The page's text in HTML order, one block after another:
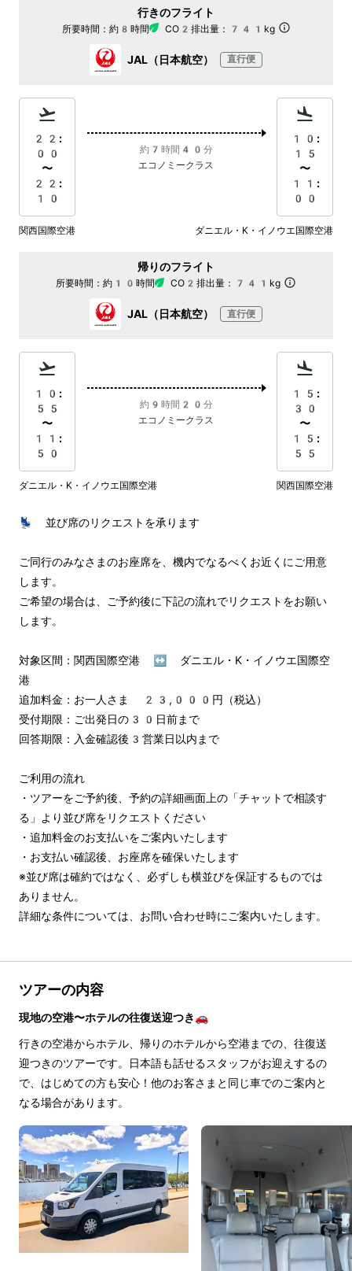
行きのフライト
所要時間： 約8時間 CO2排出量： 741kg
JAL（日本航空） 直行便
22:
00
〜
22:
10
約7時間40分
エコノミークラス
10:
15
〜
11:
00
関西国際空港 ダニエル・K・イノウエ国際空港
帰りのフライト
所要時間： 約10時間 CO2排出量： 741kg
JAL（日本航空） 直行便
10:
55
〜
11:
50
約9時間20分
エコノミークラス
15:
30
〜
15:
55
ダニエル・K・イノウエ国際空港 関西国際空港
💺 並び席のリクエストを承ります
ご同行のみなさまのお座席を、機内でなるべくお近くにご用意
します。
ご希望の場合は、ご予約後に下記の流れでリクエストをお願い
します。
対象区間：関西国際空港 ↔︎ ダニエル・K・イノウエ国際空
港
追加料金：お一人さま 23,000円（税込）
受付期限：ご出発日の30日前まで
回答期限：入金確認後3営業日以内まで
ご利用の流れ
・ツアーをご予約後、予約の詳細画面上の「チャットで相談す
る」より並び席をリクエストください
・追加料金のお支払いをご案内いたします
・お支払い確認後、お座席を確保いたします
※並び席は確約ではなく、必ずしも横並びを保証するものでは
ありません。
詳細な条件については、お問い合わせ時にご案内いたします。
ツアーの内容
現地の空港〜ホテルの往復送迎つき🚗
行きの空港からホテル、帰りのホテルから空港までの、往復送
迎つきのツアーです。日本語も話せるスタッフがお迎えするの
で、はじめての方も安心！他のお客さまと同じ車でのご案内と
なる場合があります。